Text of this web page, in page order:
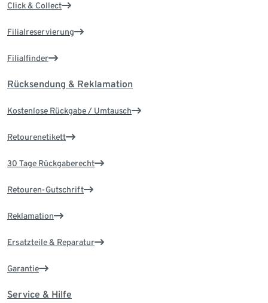
Click & Collect
Filialreservierung
Filialfinder
Rücksendung & Reklamation
Kostenlose Rückgabe / Umtausch
Retourenetikett
30 Tage Rückgaberecht
Retouren-Gutschrift
Reklamation
Ersatzteile & Reparatur
Garantie
Service & Hilfe